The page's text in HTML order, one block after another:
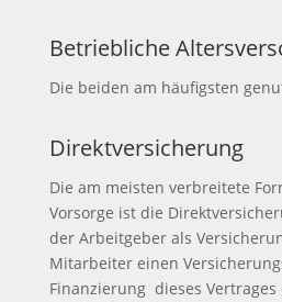
Betriebliche
Die beiden am häufigsten
Direktversicherung
Die am meisten verbreitete
Vorsorge ist die
der Arbeitgeber als
Mitarbeiter einen
Finanzierung dieses